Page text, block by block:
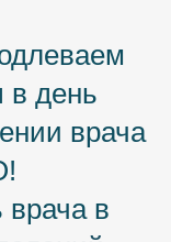
в день
врача
в